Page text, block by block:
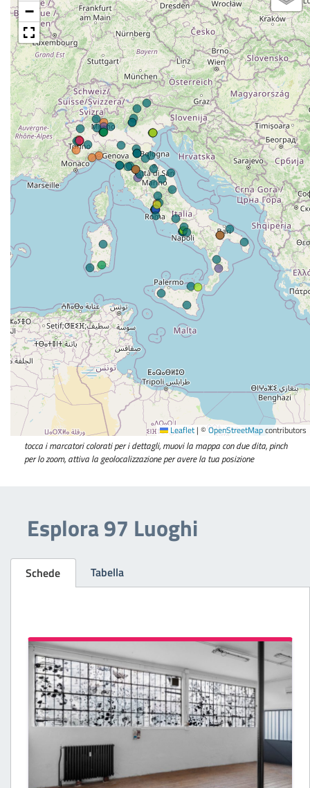
−
Leaflet | ©OpenStreetMapcontributors
tocca i marcatori colorati per i dettagli, muovi la mappa con due dita, pinch
per lo zoom, attiva la geolocalizzazione per avere la tua posizione
Esplora 97 Luoghi
Schede Tabella